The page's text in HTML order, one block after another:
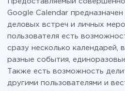
отарифах.
Google Calendar
деловых встреч и личных
пользователя есть
сразу несколько календарей,
разные события,
Также есть возможность
другими пользователями и